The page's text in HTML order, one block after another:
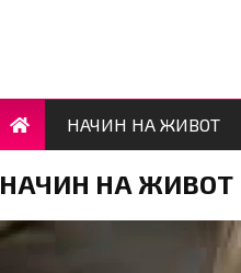
НАЧИН НА ЖИВОТ
НАЧИН НА ЖИВОТ